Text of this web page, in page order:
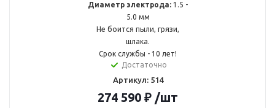
Диаметр электрода: 1.5 -
5.0 мм
Не боится пыли, грязи,
шлака.
Срок службы - 10 лет!
Достаточно
Артикул: 514
274 590 ₽ /шт